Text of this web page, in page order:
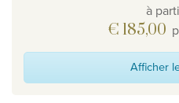
à
€ 185,00
Afficher